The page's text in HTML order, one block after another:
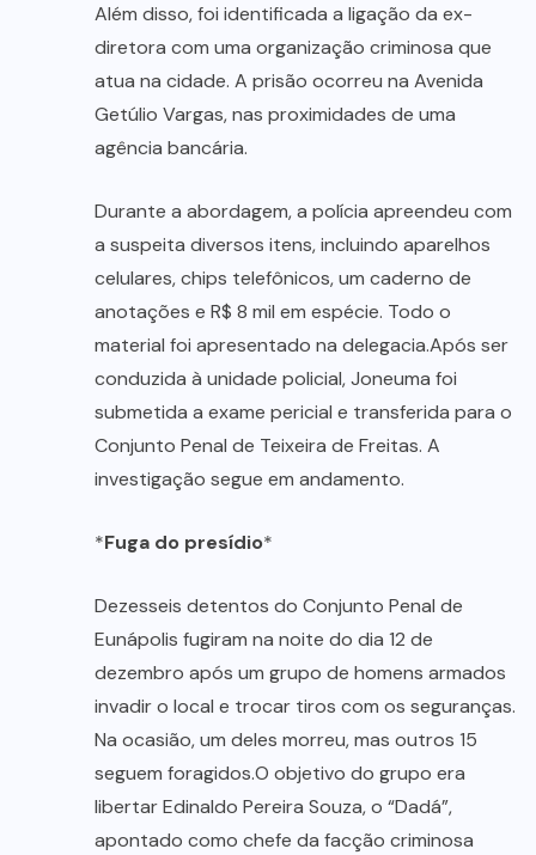
Além disso, foi identificada a ligação da ex-
diretora com uma organização criminosa que
atua na cidade. A prisão ocorreu na Avenida
Getúlio Vargas, nas proximidades de uma
agência bancária.
Durante a abordagem, a polícia apreendeu com
a suspeita diversos itens, incluindo aparelhos
celulares, chips telefônicos, um caderno de
anotações e R$ 8 mil em espécie. Todo o
material foi apresentado na delegacia.Após ser
conduzida à unidade policial, Joneuma foi
submetida a exame pericial e transferida para o
Conjunto Penal de Teixeira de Freitas. A
investigação segue em andamento.
*Fuga do presídio*
Dezesseis detentos do Conjunto Penal de
Eunápolis fugiram na noite do dia 12 de
dezembro após um grupo de homens armados
invadir o local e trocar tiros com os seguranças.
Na ocasião, um deles morreu, mas outros 15
seguem foragidos.O objetivo do grupo era
libertar Edinaldo Pereira Souza, o “Dadá”,
apontado como chefe da facção criminosa